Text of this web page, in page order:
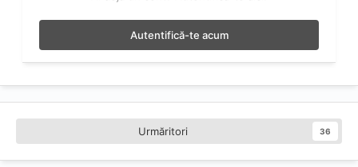
Autentifică-te acum
Urmăritori 36